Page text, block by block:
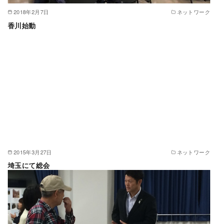
2018年2月7日 ネットワーク
香川始動
2015年3月27日 ネットワーク
埼玉にて総会